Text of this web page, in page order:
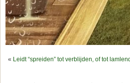
« Leidt “spreiden” tot verblijden, of tot